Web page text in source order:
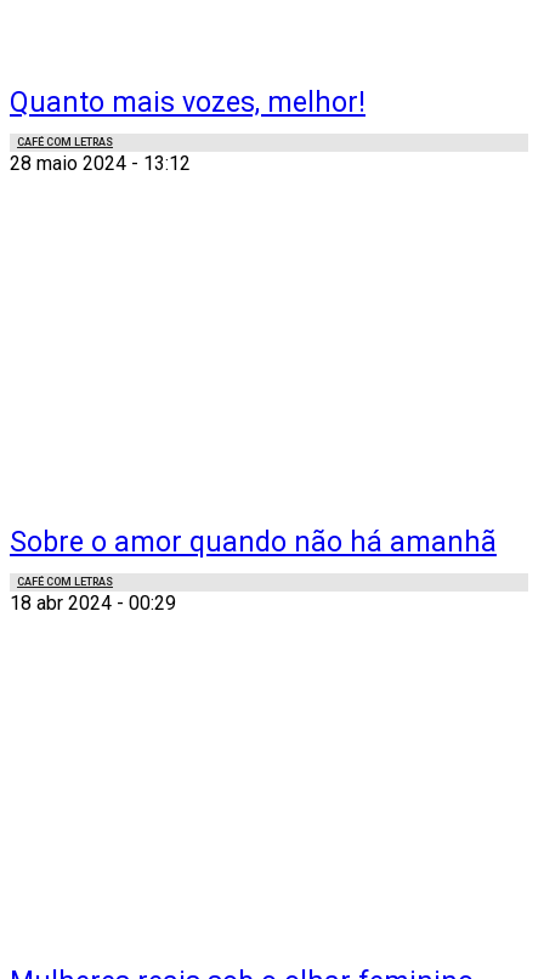
Quanto mais vozes, melhor!
CAFÉ COM LETRAS
28 maio 2024 - 13:12
Sobre o amor quando não há amanhã
CAFÉ COM LETRAS
18 abr 2024 - 00:29